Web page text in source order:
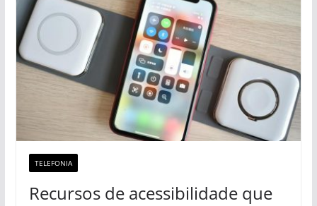
TELEFONIA
Recursos de acessibilidade que